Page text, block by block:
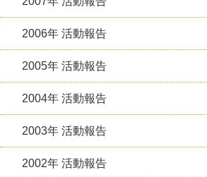
2006年 活動報告
2005年 活動報告
2004年 活動報告
2003年 活動報告
2002年 活動報告